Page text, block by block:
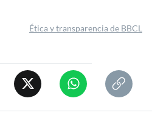
Ética y transparencia de BBCL